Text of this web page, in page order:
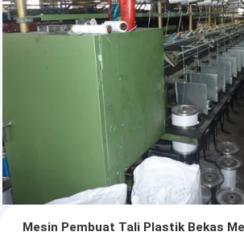
Mesin Pembuat Tali Plastik Bekas